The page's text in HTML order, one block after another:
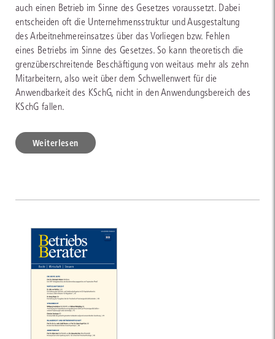
auch einen Betrieb im Sinne des Gesetzes voraussetzt. Dabei
entscheiden oft die Unternehmensstruktur und Ausgestaltung
des Arbeitnehmereinsatzes über das Vorliegen bzw. Fehlen
eines Betriebs im Sinne des Gesetzes. So kann theoretisch die
grenzüberschreitende Beschäftigung von weitaus mehr als zehn
Mitarbeitern, also weit über dem Schwellenwert für die
Anwendbarkeit des KSchG, nicht in den Anwendungsbereich des
KSchG fallen.
Weiterlesen